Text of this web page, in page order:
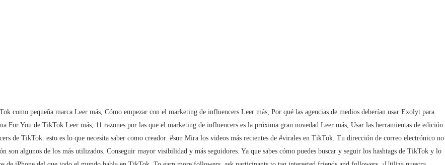
y herramientas a tu mano para preparar tu, Los hashtags más populares en TikTok [Estudio Metricool]. 2. However, you can use social media posting and scheduling tools that line up your content in advance and post them automatically at the right time. Así funciona en TikTok, donde no solo tienes videos donde llorar de risa, también para emocionarte por la nostalgia, tristeza, agradecimientos o el drama. A mayor número de visualizaciones más popular es la etiqueta. A continuación, listamos algunos de ellos: ÚNETE A LA NUEVA COMUNIDAD DE IP@P ¡APÚNTATE AQUÍ! Los hashtags pueden ayudarlo a hacer crecer su marca, … Though the challenge was started in 2018, it continues to garner views and engagement on the platform. También puedes personalizar tu configuración o revocar tu consentimiento en el, Estas son las posibles tendencias que marcarán el presente año en las redes sociales y que debes aprovechar desde ya, ¿Será verdad? 3) Create your own hashtag Los hashtags de TikTok tienen la ventaja de ser relativamente nuevos y menos concurridos que otras plataformas. Esto, gracias a su concepto que se basa en crear, editar y publicar vídeos divertidos y creativos con filtros, efectos especiales y características de realidad aumentada. Guía paso a paso, ¿Cómo ganar dinero con Súper chat y Súper Stickers de YouTube? If you use the right hashtags, your posts will show up in relevant hashtag search results. Sus posibilidades de hacer crecer una audiencia son mayores si usa el hashtag con frecuencia. Como la mayoría de sitios web, utilizamos cookies propias y de terceros para fines analíticos y para mostrarte publicidad personalizada o a partir de tus hábitos de navegación. Esto te llevará a tu pantalla de inicio con las diferentes publicaciones nuevas que se han realizado bajo tus gustos. También son hashtags que puedes usar si te dedicas a hacer terapia de pareja, cursos onlines de cómo ligar o similar. Al utilizar nuestro sitio, aceptas la política de privacidad.Más información sobre la política de privacidad. Esto es tremendamente sencillo y, probablemente, ya lo vieras en alguna ocasión navegando a través de esta red social. #follow 7. #dancemoves Occasion-specific hashtags like #blackfriday and #thanksgiving are also a great choice. #dancecover #prank Pues posee un total de 25517.2 Billones de visualizaciones a la actualidad. Guía paso a paso, Conoce los mejores hashtags de TikTok que debes atacar para ser viral en la plataforma, Consejos para utilizar mejor los hashtags y crecer con tu usuario en TikTok, Determina cuáles son los hashtags más utilizados, Concreta qué hashtags usa tu competencia y los influencers de tu sector, Selecciona hashtags que sean cortos y simples, Trata de crear hashtags que sean pegajosos. #travel Pero, más allá de esto, son elementos que permiten ganar una mayor visibilidad y atraer seguidores, al igual que adquirir buenas ideas a la hora de crear nuevo contenido. El manga y el anime forman parte de la cultura internacional aunque el origen esté en Japón: numerosas series han traspasado las fronteras del país asiático para llegar a todos los hogares en forma de tomos o de dibujos animados. Los hashtags son los favoritos de cualquier usuario en cualquier red social de hoy en día. Con esto no queremos decirte que uses etiquetas súper específicas para poder tener más posibilidades de posicionarte en puestos más altos. #loveyoutiktok In this article, we have looked at 200+ trending TikTok Hashtags. 3. Alternatively, you could go through the following steps: Por ejemplo, desde TikTok puedes dar consejos sobre Instagram y viceversa. #bestvideo A pesar de que Twitch sigue siendo el rey con los videojuegos y el streaming, en TikTok también hay un hueco para encontrar contenido con los mejores momentos para gamers. Puedes ver contenido que te interesa y que no encuentras en ningún otro lado. WebLos mejores hashtags en TikTok, entonces hoy les contaré sobre algunos de estos Hashtags que son importantes para todos los usuarios de TikTok. that line up your content in advance and post them automatically at the right time. Comunicación de los datos: No se comunicarán los datos a terceros salvo por obligación legal. Sin embargo, ten presente que, aunque dichos hashtags pueden ayudar a que tu contenido se viralice y aparezca en este apartado; no son la receta clave para lograrlo. #cool #foodporn ¡Puedes generar hashtags relevantes usando nuestra herramienta generadora! ¡Use nuestra calculadora para calcular la tasa de participación de su video! Si tu padre está agotado de que le propongas salir en TikTok, pon estos hashtags a tus videos, cuando vea crecer las visualizaciones le cambiará la cara: #family#friends#baby#mom#boyfriend#girlfriend#kids#bestfriend#dad#momlife. #beautiful Apasionado por : Publicidad Online (SEM -SOCIAL ADS) y SEO, Tu dirección de correo electrónico no será publicada. WebAdemás de los hashtags mencionados anteriormente que, por defecto, se han ponderado como los más famosos en TikTok; también existen otros que son ampliamente usado y … La respuesta: # … Leer más, ¡Esta es la guía de negocios definitiva sobre cómo empezar con TikTok! Usando los hashtags correctos, tus publicaciones obtendrán más Me gusta y más vistas. Esta categoría sólo incluye las cookies que garantizan las funcionalidades básicas y las características de seguridad del sitio web. También resulta ventajoso hacer uso de un hashtag que simplemente describa lo que contiene tu nuevo vídeo. Leer más, Si deseas hacer crecer tu cuenta de TikTok, puede que te sorprenda la importancia de las analíticas. As we have mentioned in this article, the simplest way to search for hashtags is to use our TikTok Hashtag Generator tool. Te aparecerán ordenados por número de visualizaciones. Un máximo de uno a tres hashtags es suficiente. Los mejores hashtags en TikTok, entonces hoy les contaré sobre algunos de estos Hashtags que son importantes para todos los usuarios de TikTok. Los hashtags permiten que personas con intereses similares se conecten. #1mincomedy Por ejemplo, uno de los servicios donde podemos ver esto claramente es en TikTok. Sin embargo, el bloqueo de algunos tipos de cookies puede afectar tu experiencia en el sitio y los servicios que podemos ofrecer. #love #loveyou#iloveyou#lovestory#selflove#kawaii#lover#couplelove#romantic#truelove. La única web donde encontrarás las mejores guías y manuales fáciles y rápidos par